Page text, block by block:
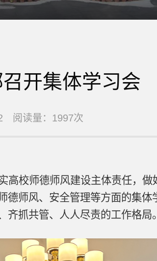
开集体学习会
阅读量：1997次
校师德师风建设主体责任，做
师风、安全管理等方面的集
抓共管、人人尽责的工作格局。